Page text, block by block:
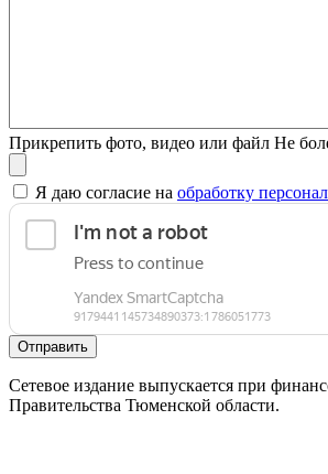
Прикрепить фото, видео или файл Не
Я даю согласие на обработку
Отправить
Сетевое издание выпускается при
Правительства Тюменской области.